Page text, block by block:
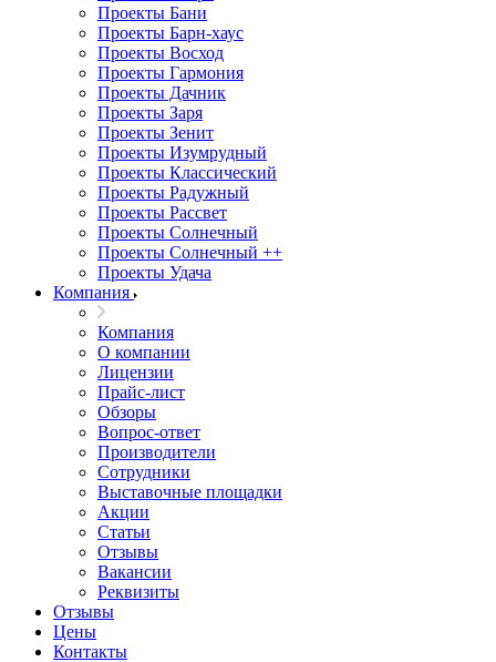
Проекты Бани
Проекты Барн-хаус
Проекты Восход
Проекты Гармония
Проекты Дачник
Проекты Заря
Проекты Зенит
Проекты Изумрудный
Проекты Классический
Проекты Радужный
Проекты Рассвет
Проекты Солнечный
Проекты Солнечный ++
Проекты Удача
Компания
Компания
О компании
Лицензии
Прайс-лист
Обзоры
Вопрос-ответ
Производители
Сотрудники
Выставочные площадки
Акции
Статьи
Отзывы
Вакансии
Реквизиты
Отзывы
Цены
Контакты